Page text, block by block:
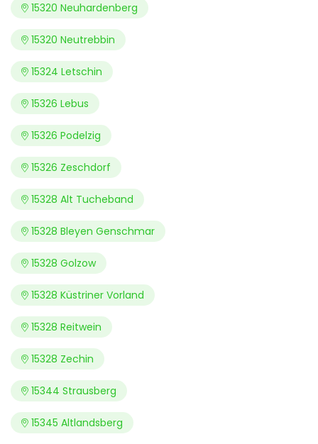
15320 Neuhardenberg
15320 Neutrebbin
15324 Letschin
15326 Lebus
15326 Podelzig
15326 Zeschdorf
15328 Alt Tucheband
15328 Bleyen Genschmar
15328 Golzow
15328 Küstriner Vorland
15328 Reitwein
15328 Zechin
15344 Strausberg
15345 Altlandsberg